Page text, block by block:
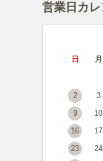
営業日カ
日 月
2
3
9
10
16
17
23
24